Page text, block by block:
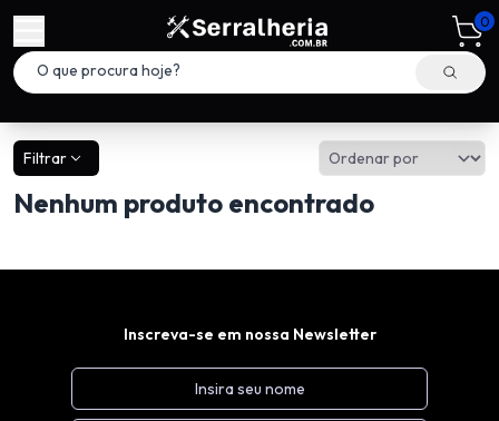
0
Filtrar
Nenhum produto encontrado
Inscreva-se em nossa Newsletter